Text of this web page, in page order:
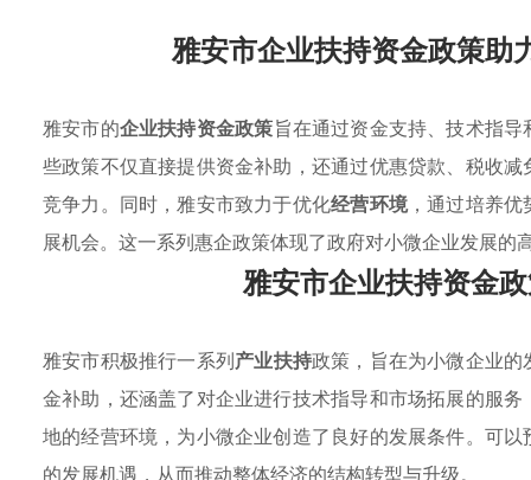
雅安市企业扶持资金政策助
雅安市的企业扶持资金政策旨在通过资金支持、技术指
些政策不仅直接提供资金补助，还通过优惠贷款、税收
竞争力。同时，雅安市致力于优化经营环境，通过培养优
展机会。这一系列惠企政策体现了政府对小微企业发展的
雅安市企业扶持资金
雅安市积极推行一系列产业扶持政策，旨在为小微企业
金补助，还涵盖了对企业进行技术指导和市场拓展的服
地的经营环境，为小微企业创造了良好的发展条件。可以
的发展机遇，从而推动整体经济的结构转型与升级。